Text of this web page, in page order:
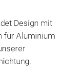
Design mit
für Aluminium